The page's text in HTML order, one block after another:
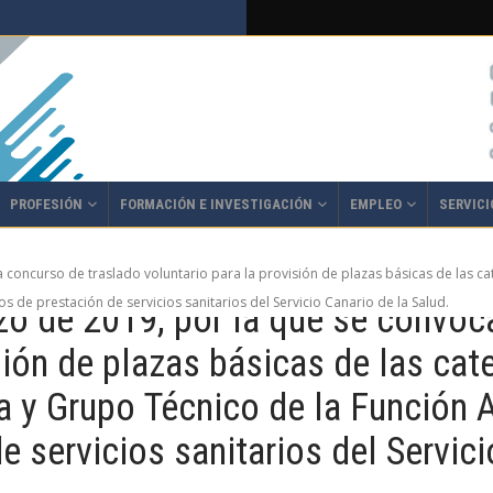
PROFESIÓN FORMACIÓN E INVESTIGACIÓN EMPLEO
de traslado voluntario para la provisión de plazas básicas de las
de prestación de servicios sanitarios del Servicio Canario de la Salud.
de 2019, por la que se
de plazas básicas de las
Grupo Técnico de la Función
servicios sanitarios del